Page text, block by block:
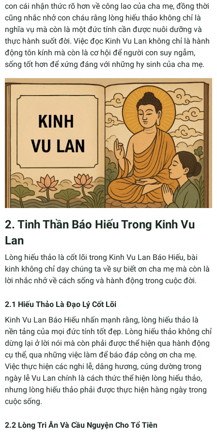
con cái nhận thức rõ hơn về công lao của cha mẹ, đồng thời
cũng nhắc nhở con cháu rằng lòng hiếu thảo không chỉ là
nghĩa vụ mà còn là một đức tính cần được nuôi dưỡng và
thực hành suốt đời. Việc đọc Kinh Vu Lan không chỉ là hành
động tôn kính mà còn là cơ hội để người con suy ngẫm,
sống tốt hơn để xứng đáng với những hy sinh của cha mẹ.
2. Tinh Thần Báo Hiếu Trong Kinh Vu
Lan
Lòng hiếu thảo là cốt lõi trong Kinh Vu Lan Báo Hiếu, bài
kinh không chỉ dạy chúng ta về sự biết ơn cha mẹ mà còn là
lời nhắc nhở về cách sống và hành động trong cuộc đời.
2.1 Hiếu Thảo Là Đạo Lý Cốt Lõi
Kinh Vu Lan Báo Hiếu nhấn mạnh rằng, lòng hiếu thảo là
nền tảng của mọi đức tính tốt đẹp. Lòng hiếu thảo không chỉ
dừng lại ở lời nói mà còn phải được thể hiện qua hành động
cụ thể, qua những việc làm để báo đáp công ơn cha mẹ.
Việc thực hiện các nghi lễ, dâng hương, cúng dường trong
ngày lễ Vu Lan chính là cách thức thể hiện lòng hiếu thảo,
nhưng lòng hiếu thảo phải được thực hiện hàng ngày trong
cuộc sống.
2.2 Lòng Tri Ân Và Cầu Nguyện Cho Tổ Tiên